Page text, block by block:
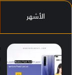
الأشهر